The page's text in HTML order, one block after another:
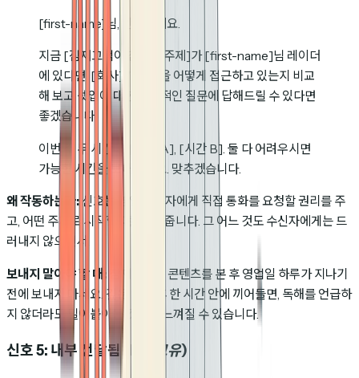
[first-name]님, 안녕하세요.
지금 [잠재고객이 참여한 주제]가 [first-name]님 레이더
에 있다면, [회사]가 그것을 어떻게 접근하고 있는지 비교
해 보고 셋업에 대한 구체적인 질문에 답해드릴 수 있다면
좋겠습니다.
이번 주 두 시간대: [시간 A], [시간 B]. 둘 다 어려우시면
가능한 시간을 보내주세요. 맞추겠습니다.
왜 작동하는가: 신호는 영업 담당자에게 직접 통화를 요청할 권리를 주
고, 어떤 주제로 시작할지를 알려줍니다. 그 어느 것도 수신자에게는 드
러내지 않으면서.
보내지 말아야 할 때: 잠재고객이 콘텐츠를 본 후 영업일 하루가 지나기
전에 보내지 마세요. 깊은 독해 후 한 시간 안에 끼어들면, 독해를 언급하
지 않더라도 밀어붙이는 것처럼 느껴질 수 있습니다.
신호 5: 내부 전달됨 (HD 고유)